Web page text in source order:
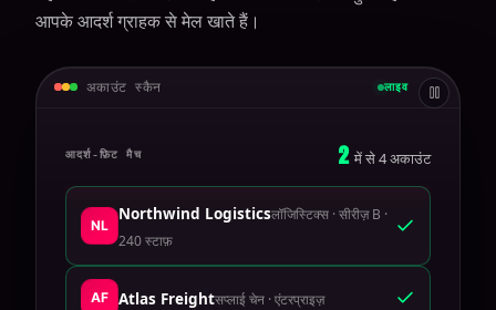
आपके आदर्श ग्राहक से मेल खाते हैं।
अकाउंट स्कैन लाइव
आदर्श-फ़िट मैच 3 में से4अकाउंट
NL
Northwind Logisticsलॉजिस्टिक्स · सीरीज़ B ·
240 स्टाफ़
AF Atlas Freightसप्लाई चेन · एंटरप्राइज़